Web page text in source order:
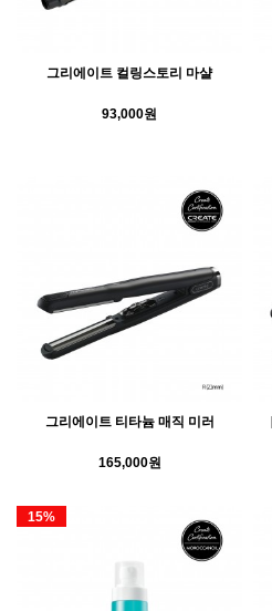
그리에이트 컬링스토리 마샬
93,000원
그리에이트 티타늄 매직 미러
165,000원
15%